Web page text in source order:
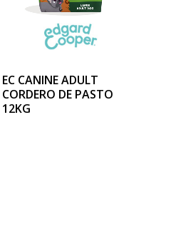
EC CANINE ADULT
CORDERO DE PASTO
12KG